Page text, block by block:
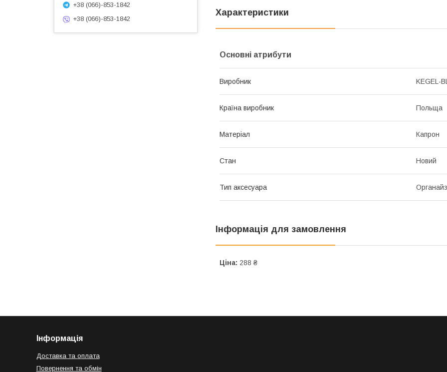
Характеристики
Основні атрибути
Виробник KEGEL-
Країна виробник Польща
Матеріал Капрон
Стан Новий
Тип аксесуара
Інформація для замовлення
Ціна: 288 ₴
+38 (066)-853-1842
+38 (066)-853-1842
Інформація
Доставка та оплата
Повернення та обмін